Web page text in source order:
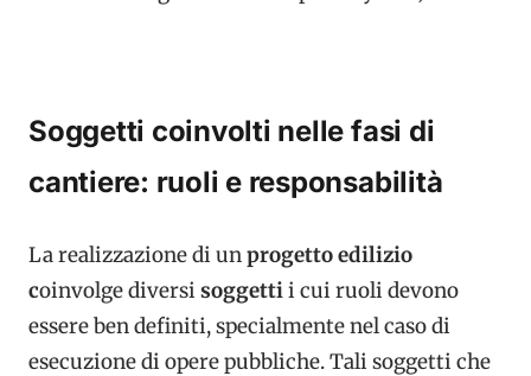
Soggetti coinvolti nelle fasi di
cantiere: ruoli e responsabilità
La realizzazione di unprogetto edilizio
coinvolge diversi soggettii cui ruoli devono
essere ben definiti, specialmente nel caso di
esecuzione di opere pubbliche. Tali soggetti che